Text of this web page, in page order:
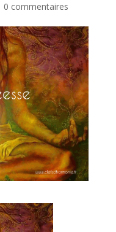
0 commentaires